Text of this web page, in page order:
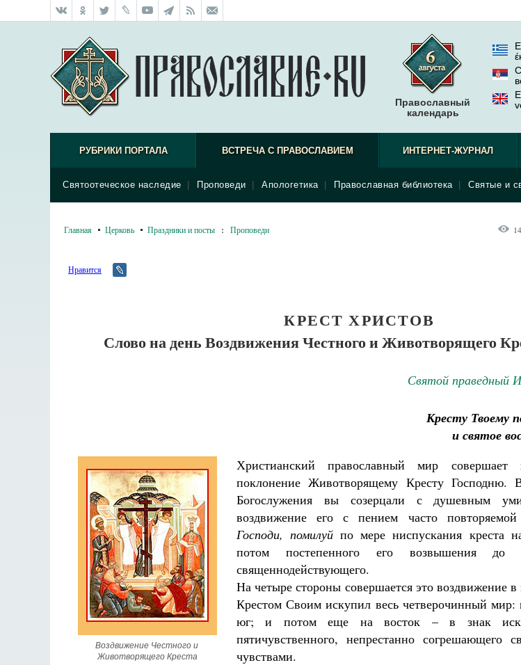
Православный
календарь
РУБРИКИ ПОРТАЛА ВСТРЕЧА С ПРАВОСЛАВИЕМ
Святоотеческое наследие Проповеди Апологетика Православная библиотека Святые и
ИНТЕРНЕТ-ЖУРНАЛ
Главная Церковь Праздники и посты : Проповеди
Нравится
КРЕСТ ХРИСТОВ
Слово на день Воздвижения Честного и Животворящего
Святой праведный
Кресту Твоему
и святое
Воздвижение Честного и
Животворящего Креста
Христианский православный мир совершает
поклонение Животворящему Кресту Господню.
Богослужения вы созерцали с душевным
воздвижение его с пением часто
Господи, помилуй по мере ниспускания креста
потом постепенного его возвышения до
священнодействующего.
На четыре стороны совершается это воздвижение в
Крестом Своим искупил весь четверочинный мир:
юг; и потом еще на восток – в знак
пятичувственного, непрестанно согре­шающего
чувствами.